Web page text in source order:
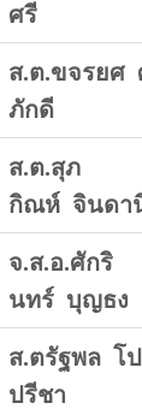
ศรี
ส.ต.ขจรยศ
ภักดี
ส.ต.สุภ
กิณห์ จินดา
จ.ส.อ.ศักริ
นทร์ บุญธง
ส.ตรัฐพล โ
ปรีชา